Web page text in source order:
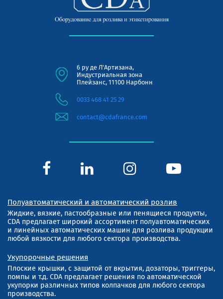
6 ру де Л'Артизана,
Индустриальная зона
Плейзанс, 11100 Нарбонн
0033 468 41 25 29
contact@cdafrance.com
Полуавтоматический и автоматический розлив
Жидкие, вязкие, пастообразные или пенящиеся продукты,
CDA предлагает широкий ассортимент полуавтоматических
и линейных автоматических машин для розлива продукции
любой вязкости для любого сектора производства.
Укупорочные решения
Плоские крышки, с защитой от вкрытия, дозаторы, триггеры,
помпы и т.д. CDA предлагает решения по автоматической
укупорки различных типов колпачков для любого сектора
производства.